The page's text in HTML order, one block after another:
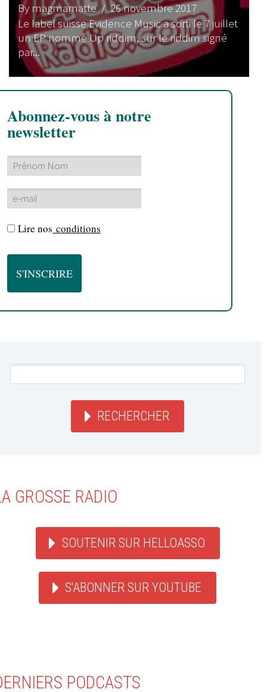
By magmamatte/ 26 novembre 2017
Le label suisse Evidence Music a sorti le 7 juillet
un EP nommé Up riddim, sur le riddim signé
par...
Abonnez-vous à notre
newsletter
Lire nos conditions
RECHERCHER
GROSSE RADIO
SOUTENIR SUR HELLOASSO
S'ABONNER SUR YOUTUBE
PODCASTS